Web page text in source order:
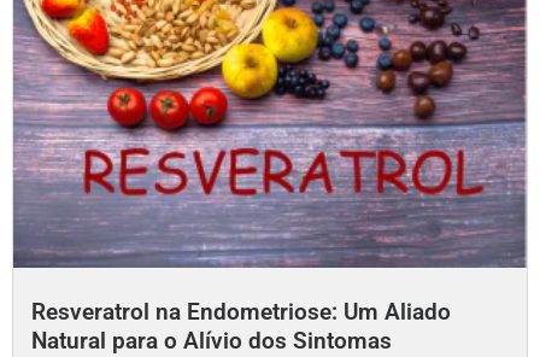
Resveratrol na Endometriose: Um Aliado
Natural para o Alívio dos Sintomas